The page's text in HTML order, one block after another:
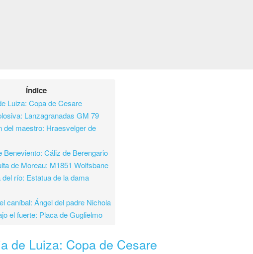
Índice
Luiza: Copa de Cesare
Lanzagranadas GM 79
del maestro: Hraesvelger de
Beneviento: Cáliz de Berengario
de Moreau: M1851 Wolfsbane
del río: Estatua de la dama
caníbal: Ángel del padre Nichola
el fuerte: Placa de Guglielmo
de Luiza: Copa de Cesare